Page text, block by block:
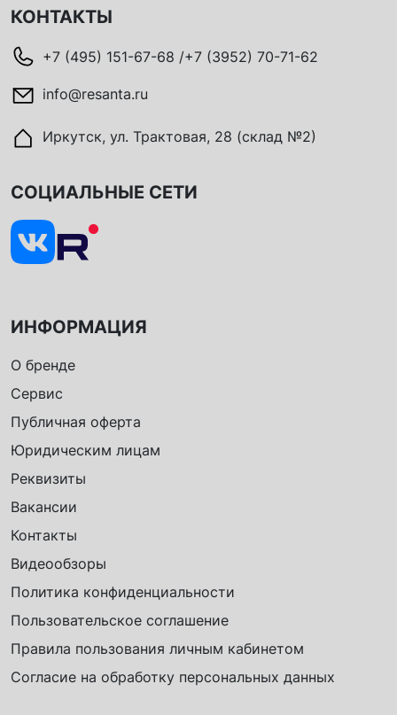
КОНТАКТЫ
+7 (495) 151-67-68 /+7 (3952) 70-71-62
info@resanta.ru
Иркутск, ул. Трактовая, 28 (склад №2)
ИНФОРМАЦИЯ
О бренде
Сервис
Публичная оферта
Юридическим лицам
Реквизиты
Вакансии
Контакты
Видеообзоры
Политика конфиденциальности
Пользовательское соглашение
Правила пользования личным кабинетом
Согласие на обработку персональных данных
СОЦИАЛЬНЫЕ СЕТИ